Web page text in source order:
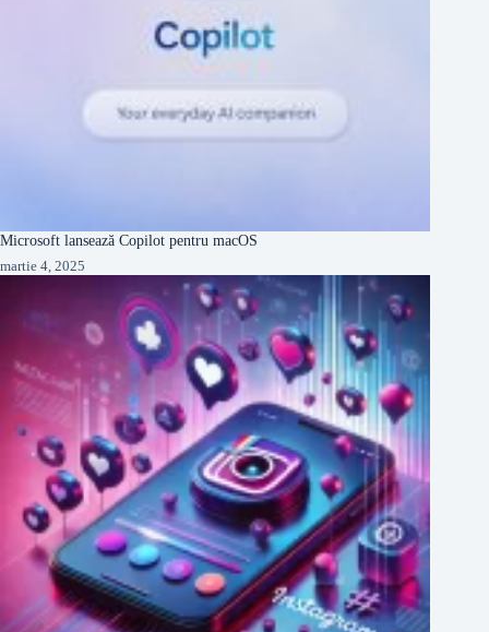
Microsoft lansează Copilot pentru macOS
martie 4, 2025